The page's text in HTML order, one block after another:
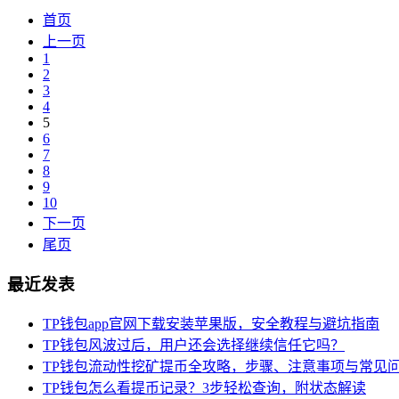
首页
上一页
1
2
3
4
5
6
7
8
9
10
下一页
尾页
最近发表
TP钱包app官网下载安装苹果版，安全教程与避坑指南
TP钱包风波过后，用户还会选择继续信任它吗？
TP钱包流动性挖矿提币全攻略，步骤、注意事项与常见
TP钱包怎么看提币记录？3步轻松查询，附状态解读